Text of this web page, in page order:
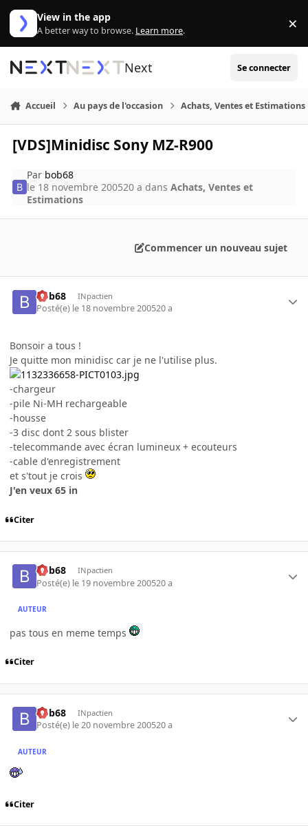
Aller au contenu
View in the app
A better way to browse. Learn more. ×
Next Se connecter
Accueil Au pays de l'occasion Achats, Ventes et Estimations
[VDS]Minidisc Sony MZ-R900
Par bob68
le 18 novembre 200520 a dansAchats, Ventes et
Estimations
Commencer un nouveau sujet
bob68 INpactien
Posté(e) le 18 novembre 200520 a
Bonsoir a tous !
Je quitte mon minidisc car je ne l'utilise plus.
-chargeur
-pile Ni-MH rechargeable
-housse
-3 disc dont 2 sous blister
-telecommande avec écran lumineux + ecouteurs
-cable d'enregistrement
et s'tout je crois
J'en veux 65 in
Citer
bob68 INpactien
Posté(e) le 19 novembre 200520 a
AUTEUR
pas tous en meme temps
Citer
bob68 INpactien
Posté(e) le 20 novembre 200520 a
AUTEUR
Citer